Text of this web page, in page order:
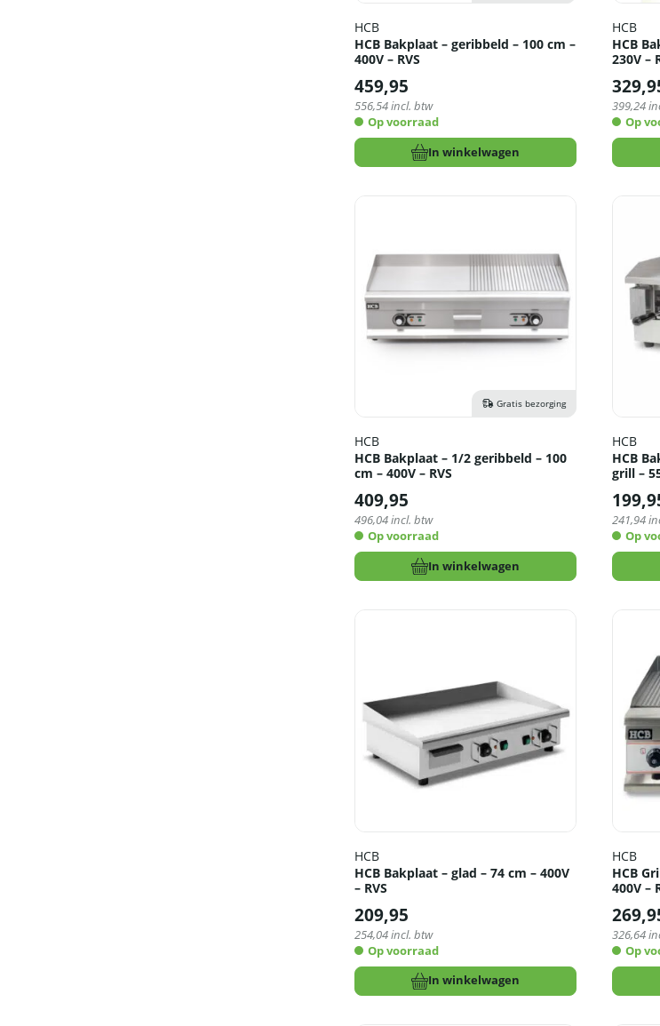
HCB
HCB Bakplaat – geribbeld – 100 cm –
400V – RVS
459,95
556,54incl. btw
Op voorraad
In winkelwagen
HCB
HCB
230V –
399,24
Op
Gratis bezorging
HCB
HCB Bakplaat – 1/2 geribbeld – 100
cm – 400V – RVS
409,95
496,04incl. btw
Op voorraad
In winkelwagen
HCB
HCB
grill –
241,94
Op
HCB
HCB Bakplaat – glad – 74 cm – 400V
– RVS
209,95
254,04incl. btw
Op voorraad
In winkelwagen
HCB
HCB
400V –
326,64
Op